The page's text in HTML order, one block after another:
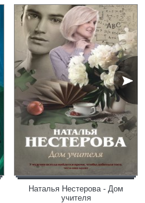
Наталья Нестерова - Дом
учителя